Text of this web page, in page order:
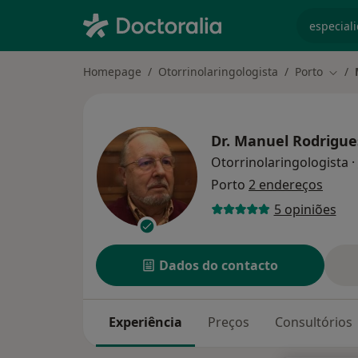
Homepage Otorrinolaringologista Porto
Dr. Manuel
Otorrinolaringologista ·
Porto 2 endereços
5 opiniões
Dados do contacto
Experiência Preços Consultórios